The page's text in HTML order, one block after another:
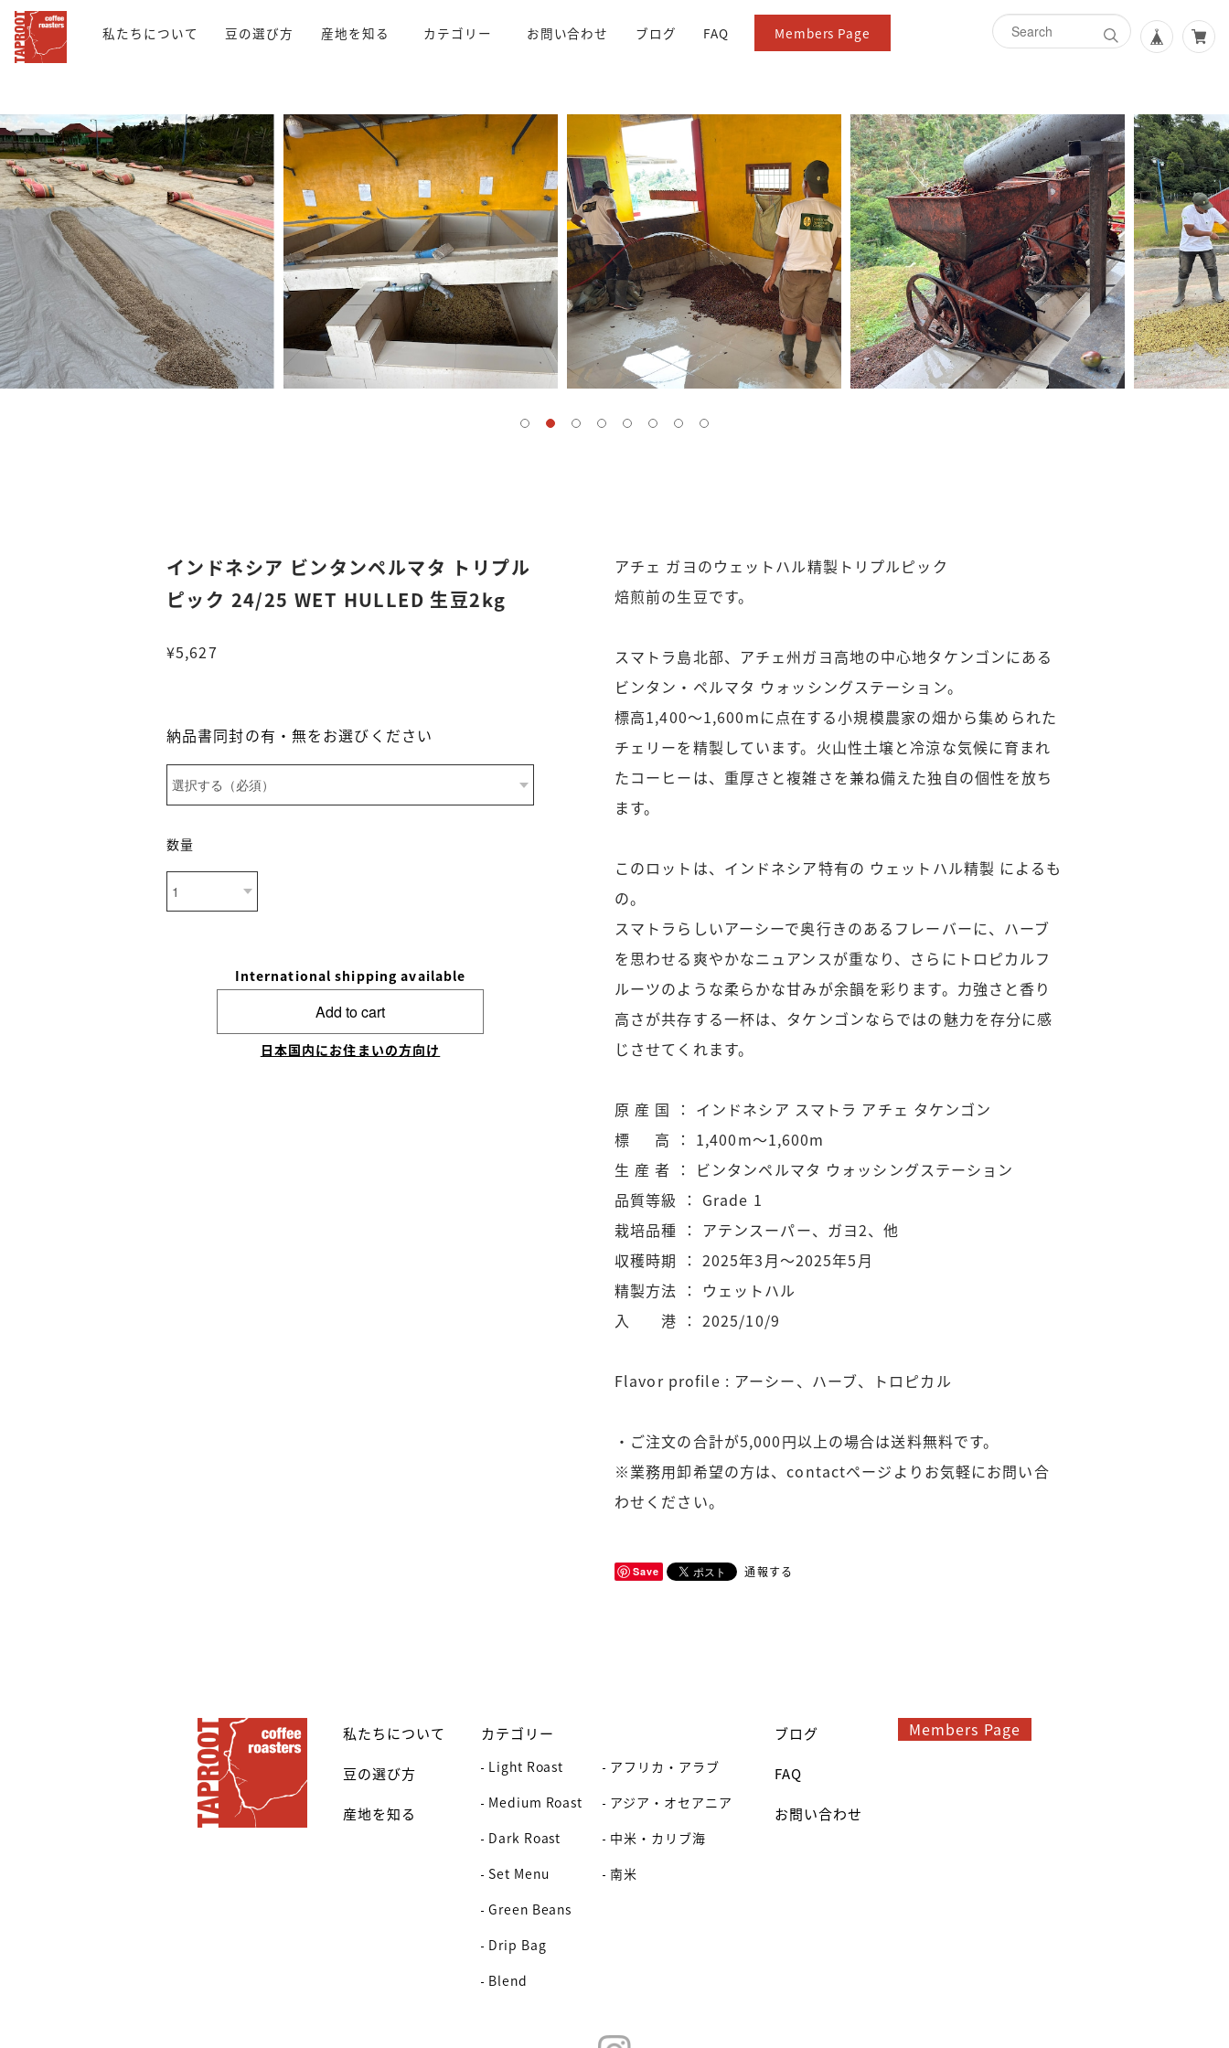
私たちについて 豆の選び方 産地を知る カテゴリー
Recommendation
Light Roast
Medium Roast
Dark Roast
100g
250g
500g
1kg
Set Menu
生豆
ブレンド
アジア / オセアニア
中米 / カリブ海
南米
ギフト
お問い合わせ ブログ FAQ Members Page
インドネシア ビンタンペルマタ トリプル
ピック 24/25 WET HULLED 生豆2kg
¥5,627
納品書同封の有・無をお選びください
数量
International shipping available
Add to cart
日本国内にお住まいの方向け
アチェ ガヨのウェットハル精製トリプルピック
焙煎前の生豆です。
スマトラ島北部、アチェ州ガヨ高地の中心地タケンゴンにある
ビンタン・ペルマタ ウォッシングステーション。
標高1,400〜1,600mに点在する小規模農家の畑から集められた
チェリーを精製しています。火山性土壌と冷涼な気候に育まれ
たコーヒーは、重厚さと複雑さを兼ね備えた独自の個性を放ち
ます。
このロットは、インドネシア特有の ウェットハル精製 によるも
の。
スマトラらしいアーシーで奥行きのあるフレーバーに、ハーブ
を思わせる爽やかなニュアンスが重なり、さらにトロピカルフ
ルーツのような柔らかな甘みが余韻を彩ります。力強さと香り
高さが共存する一杯は、タケンゴンならではの魅力を存分に感
じさせてくれます。
原 産 国 ： インドネシア スマトラ アチェ タケンゴン
標 高 ： 1,400m～1,600m
生 産 者 ： ビンタンペルマタ ウォッシングステーション
品質等級 ： Grade 1
栽培品種 ： アテンスーパー、ガヨ2、他
収穫時期 ： 2025年3月～2025年5月
精製方法 ： ウェットハル
入 港 ： 2025/10/9
Flavor profile : アーシー、ハーブ、トロピカル
・ご注文の合計が5,000円以上の場合は送料無料です。
※業務用卸希望の方は、contactページよりお気軽にお問い合
わせください。
Save 通報する
私たちについて
豆の選び方
産地を知る
カテゴリー
Light Roast
Medium Roast
Dark Roast
Set Menu
Green Beans
Drip Bag
Blend
アフリカ・アラブ
アジア・オセアニア
中米・カリブ海
南米
ブログ
FAQ
お問い合わせ
Members Page